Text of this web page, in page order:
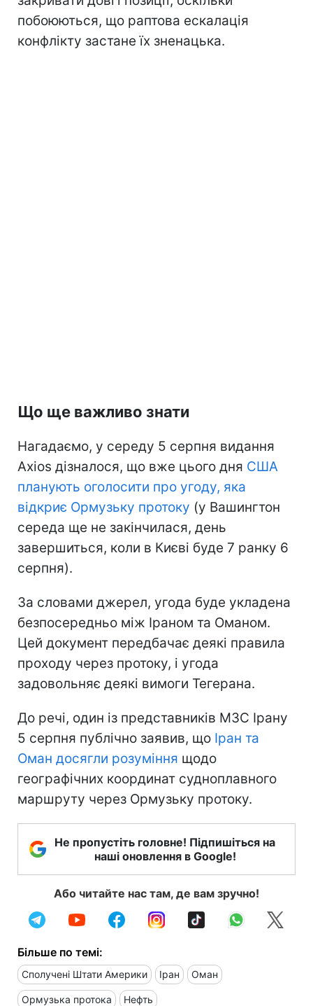
побоюються, що раптова ескалація
конфлікту застане їх зненацька.
Що ще важливо знати
Нагадаємо, у середу 5 серпня видання
Axios дізналося, що вже цього дня США
планують оголосити про угоду, яка
відкриє Ормузьку протоку (у Вашингтон
середа ще не закінчилася, день
завершиться, коли в Києві буде 7 ранку 6
серпня).
За словами джерел, угода буде укладена
безпосередньо між Іраном та Оманом.
Цей документ передбачає деякі правила
проходу через протоку, і угода
задовольняє деякі вимоги Тегерана.
До речі, один із представників МЗС Ірану
5 серпня публічно заявив, що Іран та
Оман досягли розуміння щодо
географічних координат судноплавного
маршруту через Ормузьку протоку.
Не пропустіть головне! Підпишіться на
наші оновлення в Google!
Або читайте нас там, де вам зручно!
Більше по темі:
Сполучені Штати Америки Іран Оман
Ормузька протока Нефть